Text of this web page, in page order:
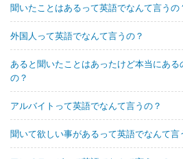
聞いたことはあるって英語でなんて言うの
外国人って英語でなんて言うの？
あると聞いたことはあったけど本当にあ
の？
アルバイトって英語でなんて言うの？
聞いて欲しい事があるって英語でなんて言